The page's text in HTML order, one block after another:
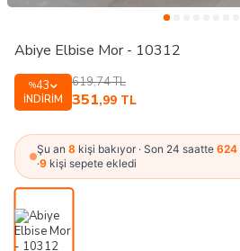
Abiye Elbise Mor - 10312
%43
İNDIRIM
619,74TL
351,99 TL
Şu an 8 kişi bakıyor · Son 24 saatte 624
·9 kişi sepete ekledi